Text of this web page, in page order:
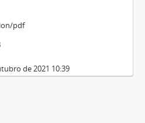
pdf
de 2021 10:39